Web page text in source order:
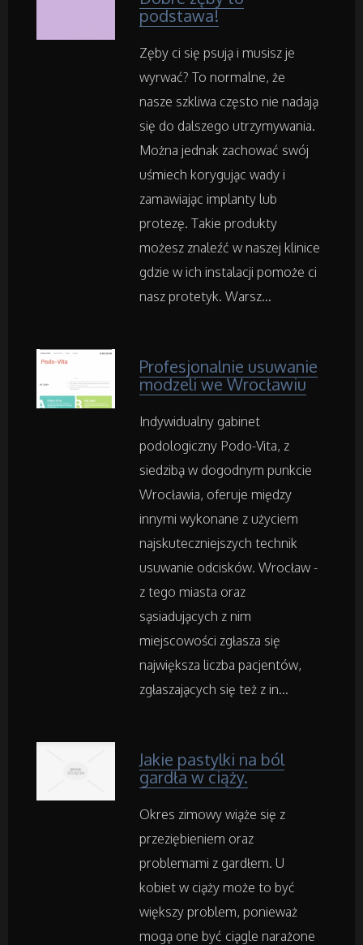
Chemia
Art. Spożywcze
Inne Sklepy
Maszyny Specjalistyczne
Maszyny
Narzędzia
Samochody
Transport
Części Samochodowe
Usługi Motoryzacyjne
Salony, Komisy
Materiały Promocyjne
Agencje Reklamowe
Materiały Reklamowe
Inne Agencje
Rekreacja
Imprezy Integracyjne
Hobby
podstawa!
Zęby ci się psują i musisz je
wyrwać? To normalne, że
nasze szkliwa często nie nadają
się do dalszego utrzymywania.
Można jednak zachować swój
uśmiech korygując wady i
zamawiając implanty lub
protezę. Takie produkty
możesz znaleźć w naszej klinice
gdzie w ich instalacji pomoże ci
nasz protetyk. Warsz...
Profesjonalnie usuwanie
modzeli we Wrocławiu
Indywidualny gabinet
podologiczny Podo-Vita, z
siedzibą w dogodnym punkcie
Wrocławia, oferuje między
innymi wykonane z użyciem
najskuteczniejszych technik
usuwanie odcisków. Wrocław -
z tego miasta oraz
sąsiadujących z nim
miejscowości zgłasza się
największa liczba pacjentów,
zgłaszających się też z in...
Jakie pastylki na ból
gardła w ciąży.
Okres zimowy wiąże się z
przeziębieniem oraz
problemami z gardłem. U
kobiet w ciąży może to być
większy problem, ponieważ
mogą one być ciągle narażone